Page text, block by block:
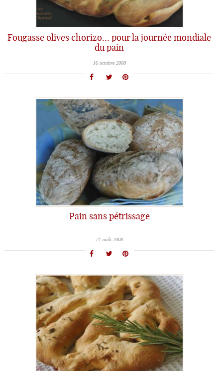
Fougasse olives chorizo… pour la journée mondiale
du pain
16 octobre 2008
Pain sans pétrissage
27 août 2008